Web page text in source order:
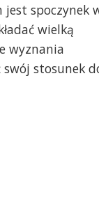
jest spoczynek
wielką
wyznania
stosunek